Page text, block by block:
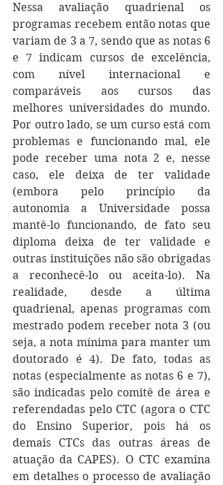
Nessa avaliação quadrienal os
programas recebem então notas que
variam de 3 a 7, sendo que as notas 6
e 7 indicam cursos de excelência,
com nível internacional e
comparáveis aos cursos das
melhores universidades do mundo.
Por outro lado, se um curso está com
problemas e funcionando mal, ele
pode receber uma nota 2 e, nesse
caso, ele deixa de ter validade
(embora pelo princípio da
autonomia a Universidade possa
mantê-lo funcionando, de fato seu
diploma deixa de ter validade e
outras instituições não são obrigadas
a reconhecê-lo ou aceita-lo). Na
realidade, desde a última
quadrienal, apenas programas com
mestrado podem receber nota 3 (ou
seja, a nota mínima para manter um
doutorado é 4). De fato, todas as
notas (especialmente as notas 6 e 7),
são indicadas pelo comitê de área e
referendadas pelo CTC (agora o CTC
do Ensino Superior, pois há os
demais CTCs das outras áreas de
atuação da CAPES). O CTC examina
em detalhes o processo de avaliação